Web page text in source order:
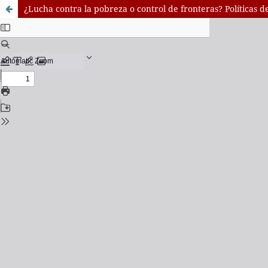
¿Lucha contra la pobreza o control de fronteras? Políticas